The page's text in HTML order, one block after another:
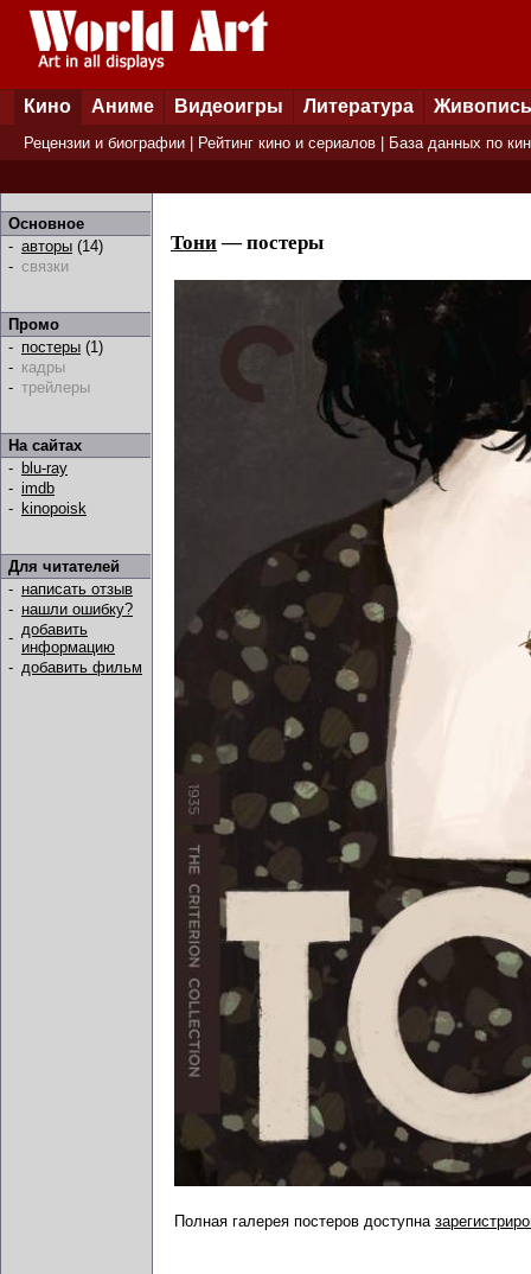
Кино Аниме Видеоигры Литература Живопись
Рецензии и биографии Рейтинг кино и сериалов База данных по
Основное
- авторы (14)
- связки
Промо
- постеры (1)
- кадры
- трейлеры
На сайтах
- blu-ray
- imdb
- kinopoisk
Для читателей
- написать отзыв
- нашли ошибку?
- добавить
информацию
- добавить фильм
Тони— постеры
Полная галерея постеров доступна